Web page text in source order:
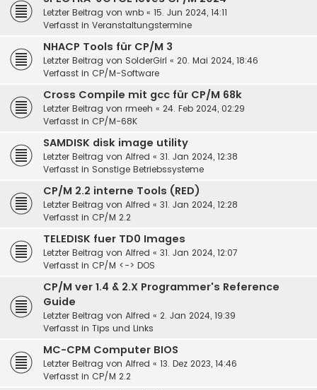
Letzter Beitrag von wnb « 15. Jun 2024, 14:11
Verfasst in Veranstaltungstermine
NHACP Tools für CP/M 3
Letzter Beitrag von SolderGirl « 20. Mai 2024, 18:46
Verfasst in CP/M-Software
Cross Compile mit gcc für CP/M 68k
Letzter Beitrag von rmeeh « 24. Feb 2024, 02:29
Verfasst in CP/M-68K
SAMDISK disk image utility
Letzter Beitrag von Alfred « 31. Jan 2024, 12:38
Verfasst in Sonstige Betriebssysteme
CP/M 2.2 interne Tools (RED)
Letzter Beitrag von Alfred « 31. Jan 2024, 12:28
Verfasst in CP/M 2.2
TELEDISK fuer TD0 Images
Letzter Beitrag von Alfred « 31. Jan 2024, 12:07
Verfasst in CP/M <-> DOS
CP/M ver 1.4 & 2.X Programmer's Reference
Guide
Letzter Beitrag von Alfred « 2. Jan 2024, 19:39
Verfasst in Tips und Links
MC-CPM Computer BIOS
Letzter Beitrag von Alfred « 13. Dez 2023, 14:46
Verfasst in CP/M 2.2